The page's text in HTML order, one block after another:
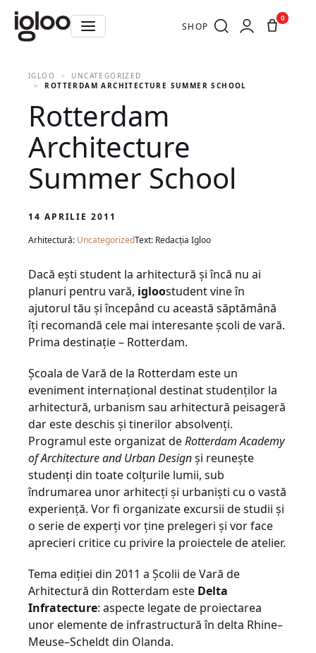
SHOP
0
IGLOO
UNCATEGORIZED
ROTTERDAM ARCHITECTURE SUMMER SCHOOL
Rotterdam
Architecture
Summer School
14 APRILIE 2011
Arhitectură: UncategorizedText: Redacția Igloo
Dacă eşti student la arhitectură şi încă nu ai
planuri pentru vară, igloostudent vine în
ajutorul tău şi începând cu această săptămână
îţi recomandă cele mai interesante şcoli de vară.
Prima destinaţie – Rotterdam.
Şcoala de Vară de la Rotterdam este un
eveniment internaţional destinat studenţilor la
arhitectură, urbanism sau arhitectură peisageră
dar este deschis şi tinerilor absolvenţi.
Programul este organizat deRotterdam Academy
of Architecture and Urban Designşi reuneşte
studenţi din toate colţurile lumii, sub
îndrumarea unor arhitecţi şi urbanişti cu o vastă
experienţă. Vor fi organizate excursii de studii şi
o serie de experţi vor ţine prelegeri şi vor face
aprecieri critice cu privire la proiectele de atelier.
Tema ediţiei din 2011 a Şcolii de Vară de
Arhitectură din Rotterdam este Delta
Infratecture: aspecte legate de proiectarea
unor elemente de infrastructură în delta Rhine–
Meuse–Scheldt din Olanda.